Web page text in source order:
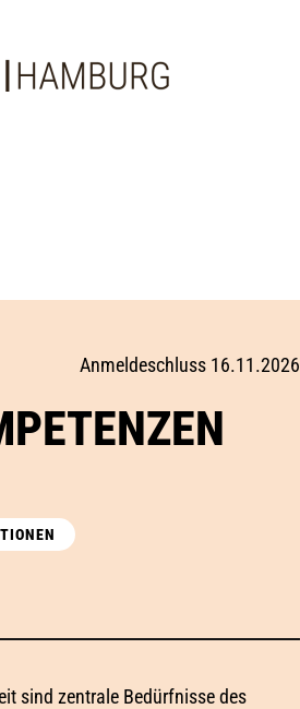
Anmeldeschluss 16.11.2026
sind zentrale Bedürfnisse des